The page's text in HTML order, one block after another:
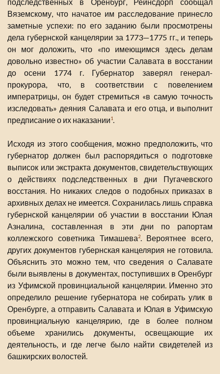
подследственных в Оренбург, Рейнсдорп сообщал
Вяземскому, что начатое им расследование принесло
заметные успехи: по его заданию были просмотрены
дела губернской канцелярии за 1773—1775 гг., и теперь
он мог доложить, что «по имеющимся здесь делам
довольно известно» об участии Салавата в восстании
до осени 1774 г. Губернатор заверял генерал-
прокурора, что, в соответствии с повелением
императрицы, он будет стремиться «в самую точность
изследовать» деяния Салавата и его отца, и выполнит
предписание о их наказании1.
Исходя из этого сообщения, можно предположить, что
губернатор должен был распорядиться о подготовке
выписок или экстракта документов, свидетельствующих
о действиях подследственных в дни Пугачевского
восстания. Но никаких следов о подобных приказах в
архивных делах не имеется. Сохранилась лишь справка
губернской канцелярии об участии в восстании Юлая
Азналина, составленная в эти дни по рапортам
коллежского советника Тимашева2. Вероятнее всего,
других документов губернская канцелярия не готовила.
Объяснить это можно тем, что сведения о Салавате
были выявлены в документах, поступивших в Оренбург
из Уфимской провинциальной канцелярии. Именно это
определило решение губернатора не собирать улик в
Оренбурге, а отправить Салавата и Юлая в Уфимскую
провинциальную канцелярию, где в более полном
объеме хранились документы, освещающие их
деятельность, и где легче было найти свидетелей из
башкирских волостей.